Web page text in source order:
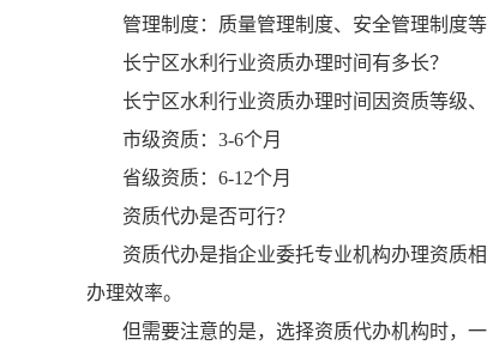
管理制度：质量管理制度、安全管理制度等
长宁区水利行业资质办理时间有多长？
长宁区水利行业资质办理时间因资质等级
市级资质：3-6个月
省级资质：6-12个月
资质代办是否可行？
资质代办是指企业委托专业机构办理资质
办理效率。
但需要注意的是，选择资质代办机构时，